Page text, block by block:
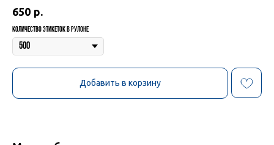
650 р.
Количество этикеток в рулоне
Добавить в корзину